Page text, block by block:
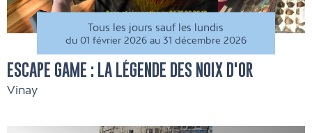
Tous les jours sauf les lundis
du 01 février 2026 au 31 décembre 2026
ESCAPE GAME : LA LÉGENDE DES NOIX D'OR
Vinay